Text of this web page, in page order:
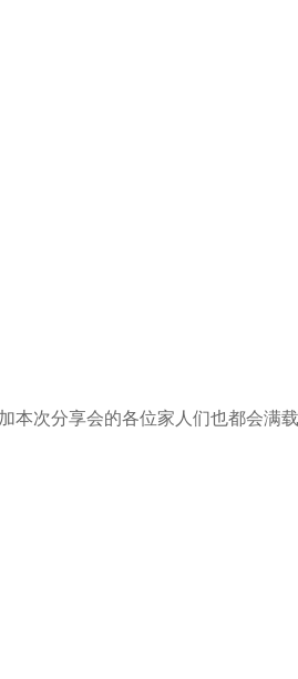
本次分享会的各位家人们也都会满